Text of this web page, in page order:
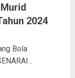
2024
Bola